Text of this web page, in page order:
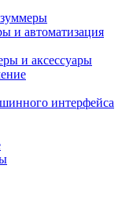
и автоматизация
и аксессуары
интерфейса